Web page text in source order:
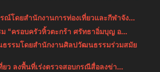
ณ์โดยสำนักงานการท่องเที่ยวและกีฬาจัง...
“ครอบครัวหิ้วตะกร้า ศรัทธาอิ่มบุญ อ...
ธรรมโดยสำนักงานศิลปวัฒนธรรมร่วมสมัย
ยว ลงพื้นที่เร่งตรวจสอบกรณีสื่อลงข่า...